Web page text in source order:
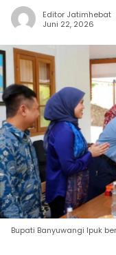
Editor Jatimhebat
Juni 22, 2026
Bupati Banyuwangi Ipuk